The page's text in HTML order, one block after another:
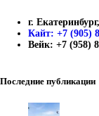
г.
Кайт: +7 (905)
Вейк: +7 (958)
Последние публикации